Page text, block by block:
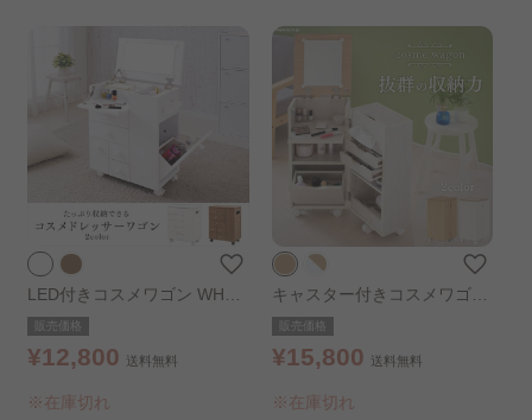
LED付きコスメワゴン WH98
838 ピュアホワイト
販売価格
¥12,800 送料無料
※在庫切れ
キャスター付きコスメワゴン
ナチュラル
販売価格
¥15,800 送料無料
※在庫切れ